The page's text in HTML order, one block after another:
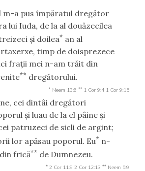
m-a pus împăratul dregător
lui Iuda, de la al douăzecilea
şi doilea* an al
timp de doisprezece
fraţii mei n-am trăit din
** dregătorului.
* Neem 13:6 ** 1 Cor 9:4 1 Cor 9:15
cei dintâi dregători
şi luau de la el pâine şi
patruzeci de sicli de argint;
lor apăsau poporul. Eu* n-
frică** de Dumnezeu.
* 2 Cor 11:9 2 Cor 12:13 ** Neem 5:9